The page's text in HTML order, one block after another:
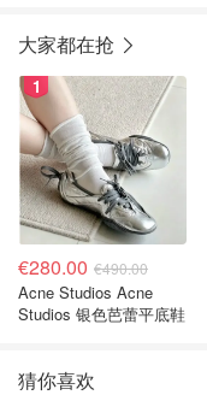
大家都在抢
1
€280.00 €490.00
Acne Studios Acne
Studios 银色芭蕾平底鞋
猜你喜欢